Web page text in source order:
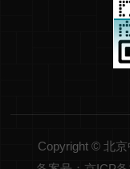
Copyright © 北